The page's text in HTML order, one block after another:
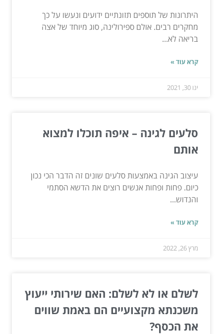
היתרונות של תוספים תזונתיים ידועים ונעשו על כך
מחקרים רבים. אולם ספירולינה, סוג מיוחד של אצה
בריאה לא...
קרא עוד »
ינו 30, 2021
סלעים לגינה – איפה תוכלו למצוא
אותם
עיצוב הגינה באמצעות סלעים שונים זה הדבר הכי נכון
כיום. פחות ופחות אנשים רוצים את הדשא הסתמי
והנדוש...
קרא עוד »
מרץ 26, 2022
לשלם או לא לשלם: האם שירותי ייעוץ
משכנתא מקצועיים הם באמת שווים
את הכסף?